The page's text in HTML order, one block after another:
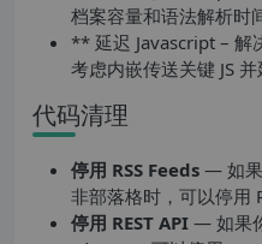
档案容量和语法解析时
** 延迟 Javascript – 解
考虑内嵌传送关键 JS 并
代码清理
停用 RSS Feeds — 如果
非部落格时，可以停用
停用 REST API — 如果